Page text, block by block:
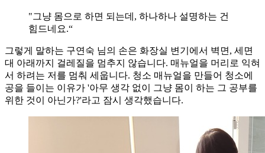
"그냥 몸으로 하면 되는데, 하나하나 설명하는 건
힘드네요.“
그렇게 말하는 구연숙 님의 손은 화장실 변기에서 벽면, 세면
대 아래까지 걸레질을 멈추지 않습니다. 매뉴얼을 머리로 익혀
서 하려는 저를 멈춰 세웁니다. 청소 매뉴얼을 만들어 청소에
공을 들이는 이유가 '아무 생각 없이 그냥 몸이 하는 그 공부를
위한 것이 아닌가?'라고 잠시 생각했습니다.